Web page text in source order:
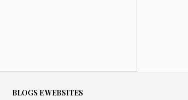
BLOGS E WEBSITES